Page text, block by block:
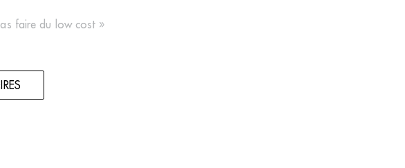
faire du low cost »